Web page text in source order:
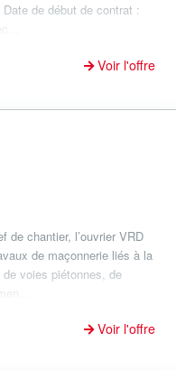
de début de contrat :
Voir l'offre
de chantier, l’ouvrier VRD
de maçonnerie liés à la
voies piétonnes, de
Voir l'offre